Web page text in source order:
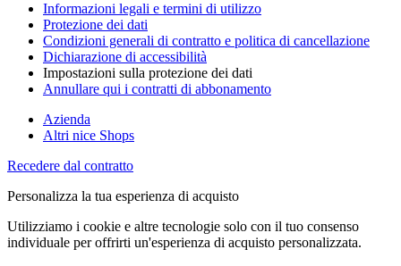
Informazioni legali e termini di utilizzo
Protezione dei dati
Condizioni generali di contratto e politica di cancellazione
Dichiarazione di accessibilità
Impostazioni sulla protezione dei dati
Annullare qui i contratti di abbonamento
Azienda
Altri nice Shops
Recedere dal contratto
Personalizza la tua esperienza di acquisto
Utilizziamo i cookie e altre tecnologie solo con il tuo consenso
individuale per offrirti un'esperienza di acquisto personalizzata.